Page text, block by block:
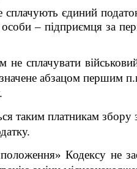
єдиний
– підприємця за
не сплачувати
абзацом першим
.
таким платникам збору
Кодексу не